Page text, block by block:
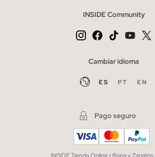
INSIDE Community
Cambiar idioma
ES PT EN
Pago seguro
INSIDE Tienda Online | Ropa y